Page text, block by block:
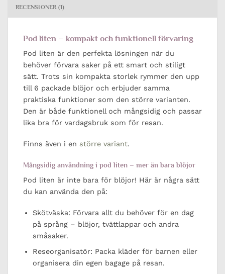
RECENSIONER (1)
Pod liten – kompakt och funktionell förvaring
Pod liten är den perfekta lösningen när du
behöver förvara saker på ett smart och stiligt
sätt. Trots sin kompakta storlek rymmer den upp
till 6 packade blöjor och erbjuder samma
praktiska funktioner som den större varianten.
Den är både funktionell och mångsidig och passar
lika bra för vardagsbruk som för resan.
Finns även i en större variant.
Mångsidig användning i pod liten – mer än bara blöjor
Pod liten är inte bara för blöjor! Här är några sätt
du kan använda den på:
Skötväska: Förvara allt du behöver för en dag
på språng – blöjor, tvättlappar och andra
småsaker.
Reseorganisatör: Packa kläder för barnen eller
organisera din egen bagage på resan.